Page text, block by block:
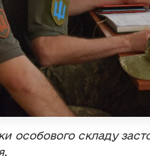
особового складу